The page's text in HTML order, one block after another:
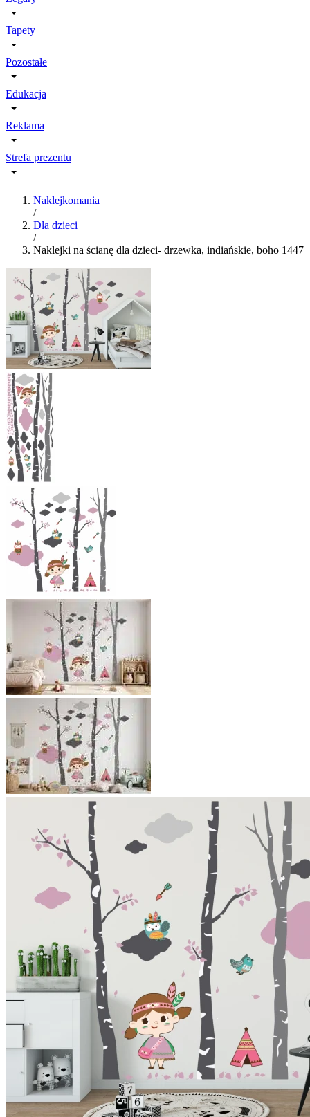
Tapety
Pozostałe
Edukacja
Reklama
Strefa prezentu
Naklejkomania
/
Dla dzieci
/
Naklejki na ścianę dla dzieci- drzewka, indiańskie, boho 1447